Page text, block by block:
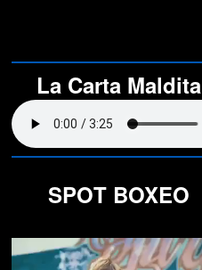
La Carta Maldita
SPOT BOXEO